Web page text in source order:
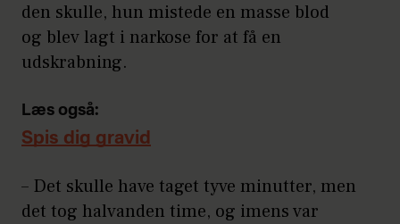
den skulle, hun mistede en masse blod
og blev lagt i narkose for at få en
udskrabning.
Læs også:
Spis dig gravid
– Det skulle have taget tyve minutter, men
det tog halvanden time, og imens var